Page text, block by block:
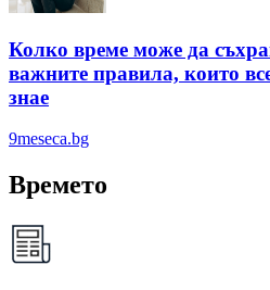
Колко време може да
важните правила, които
знае
9meseca.bg
Времето